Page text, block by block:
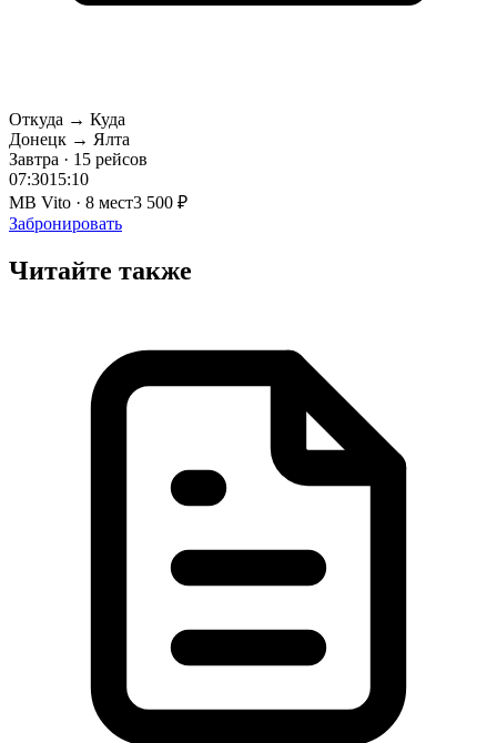
Откуда → Куда
Донецк → Ялта
Завтра · 15 рейсов
07:3015:10
MB Vito · 8 мест3 500 ₽
Забронировать
Читайте также